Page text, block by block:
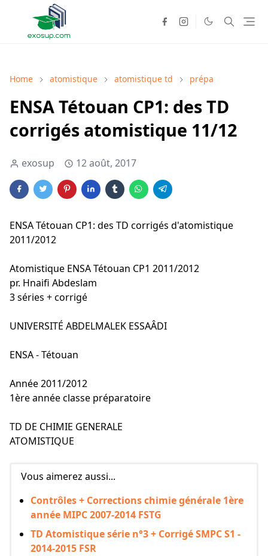
Home atomistique atomistique td prépa
ENSA Tétouan CP1: des TD
corrigés atomistique 11/12
exosup 12 août, 2017
ENSA Tétouan CP1: des TD corrigés d'atomistique
2011/2012
Atomistique ENSA Tétouan CP1 2011/2012
pr. Hnaifi Abdeslam
3 séries + corrigé
UNIVERSITÉ ABDELMALEK ESSAÂDI
ENSA - Tétouan
Année 2011/2012
1ère année classe préparatoire
TD DE CHIMIE GENERALE
ATOMISTIQUE
Vous aimerez aussi...
Contrôles + Corrections chimie générale 1ère
année MIPC 2007-2014 FSTG
TD Atomistique série n°3 + Corrigé SMPC S1 -
2014-2015 FSR